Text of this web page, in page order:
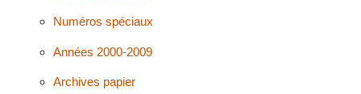
Numéros spéciaux
Années 2000-2009
Archives papier